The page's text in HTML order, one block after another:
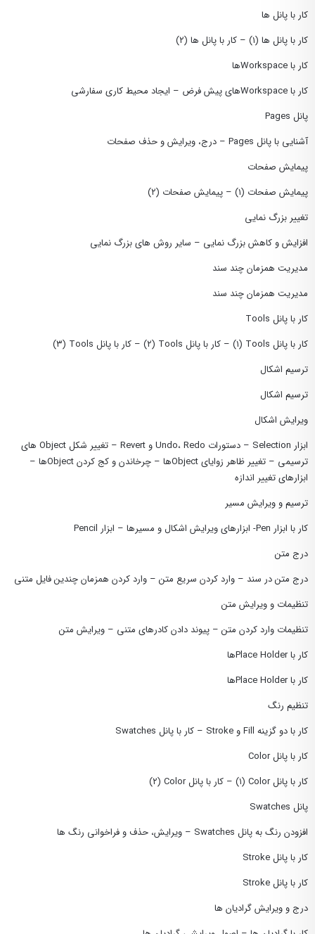
کار با پانل ها
کار با پانل ها (۱) – کار با پانل ها (۲)
کار با Workspaceها
کار با Workspaceهای پیش فرض – ایجاد محیط کاری سفارشی
پانل Pages
آشنایی با پانل Pages – درج، ویرایش و حذف صفحات
پیمایش صفحات
پیمایش صفحات (۱) – پیمایش صفحات (۲)
تغییر بزرگ نمایی
افزایش و کاهش بزرگ نمایی – سایر روش های بزرگ نمایی
مدیریت همزمان چند سند
مدیریت همزمان چند سند
کار با پانل Tools
کار با پانل Tools (١) – کار با پانل Tools (٢) – کار با پانل Tools (٣)
ترسیم اشکال
ترسیم اشکال
ویرایش اشکال
ابزار Selection – دستورات Undo، Redo و Revert – تغییر شکل Object های
ترسیمی – تغییر ظاهر زوایای Objectها – چرخاندن و کج کردن Objectها –
ابزارهای تغییر اندازه
ترسیم و ویرایش مسیر
کار با ابزار Pen- ابزارهای ویرایش اشکال و مسیرها – ابزار Pencil
درج متن
درج متن در سند – وارد کردن سریع متن – وارد کردن همزمان چندین فایل متنی
تنظیمات و ویرایش متن
تنظیمات وارد کردن متن – پیوند دادن کادرهای متنی – ویرایش متن
کار با Place Holderها
کار با Place Holderها
تنظیم رنگ
کار با دو گزینه Fill و Stroke – کار با پانل Swatches
کار با پانل Color
کار با پانل Color (١) – کار با پانل Color (٢)
پانل Swatches
افزودن رنگ به پانل Swatches – ویرایش، حذف و فراخوانی رنگ ها
کار با پانل Stroke
کار با پانل Stroke
درج و ویرایش گرادیان ها